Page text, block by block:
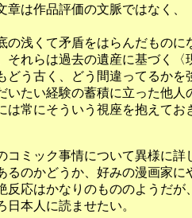
は作品評価の文脈ではなく、
浅くて矛盾をはらんだものに
れらは過去の遺産に基づく〈
う古く、どう間違ってるかを
たい経験の蓄積に立った他人
常にそういう視座を抱えてお
ミック事情について異様に詳
のかどうか、好みの漫画家
応はかなりのもののようだが
本人に読ませたい。